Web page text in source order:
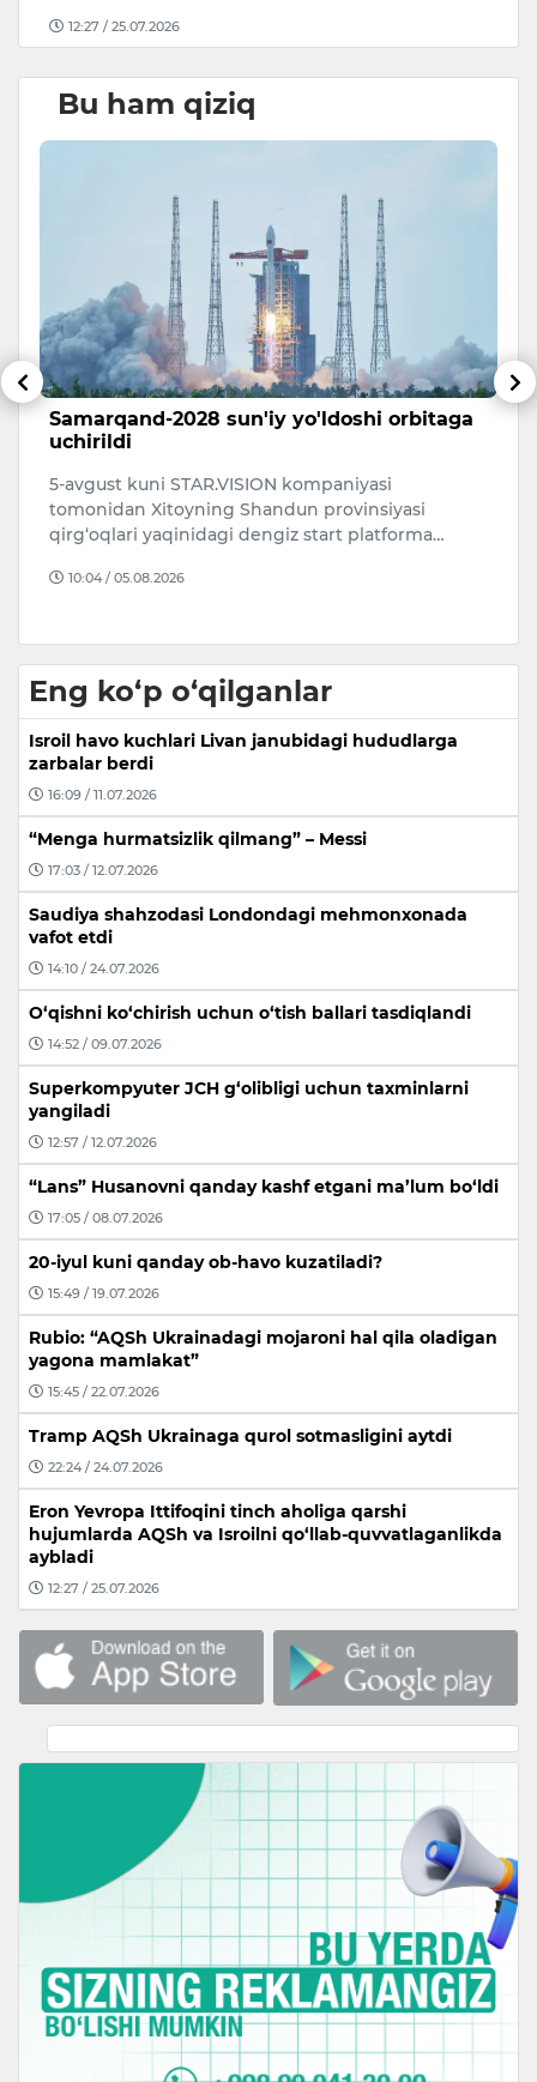
12:27 / 25.07.2026
Bu ham qiziq
Samarqand-2028 sun'iy yo'ldoshi orbitaga
uchirildi
5-avgust kuni STAR.VISION kompaniyasi
tomonidan Xitoyning Shandun provinsiyasi
qirg‘oqlari yaqinidagi dengiz start platforma…
10:04 / 05.08.2026
Eng ko‘p o‘qilganlar
Isroil havo kuchlari Livan janubidagi hududlarga
zarbalar berdi
16:09 / 11.07.2026
“Menga hurmatsizlik qilmang” – Messi
17:03 / 12.07.2026
Saudiya shahzodasi Londondagi mehmonxonada
vafot etdi
14:10 / 24.07.2026
O‘qishni ko‘chirish uchun o‘tish ballari tasdiqlandi
14:52 / 09.07.2026
Superkompyuter JCH g‘olibligi uchun taxminlarni
yangiladi
12:57 / 12.07.2026
“Lans” Husanovni qanday kashf etgani ma’lum bo‘ldi
17:05 / 08.07.2026
20-iyul kuni qanday ob-havo kuzatiladi?
15:49 / 19.07.2026
Rubio: “AQSh Ukrainadagi mojaroni hal qila oladigan
yagona mamlakat”
15:45 / 22.07.2026
Tramp AQSh Ukrainaga qurol sotmasligini aytdi
22:24 / 24.07.2026
Eron Yevropa Ittifoqini tinch aholiga qarshi
hujumlarda AQSh va Isroilni qo‘llab-quvvatlaganlikda
aybladi
12:27 / 25.07.2026